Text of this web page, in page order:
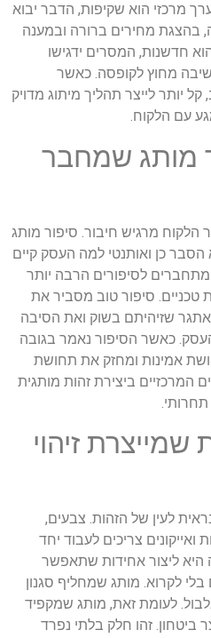
מרכזי הוא שקיפות, הדבר יבוא
, בהצגת מחירים ברורה ובמענה
חדשנות, המסרים ידגישו
מחוץ לקופסה. כאשר
, קל יותר לייצר תהליך מיתוג מדויק
עם הלקוח.
מותג שמחבר
הלקוח מרגיש חיבור סיפור מותג
הסבר כן ואותנטי למה העסק קיים
מתחברים לסיפורים הרבה יותר
טכניים סיפור טוב מסביר את
שזיהיתם בשוק ואת הסיבה
כאשר הסיפור נאמר בגובה
אמינות ומחזק את תחושת
המרכזיים ביצירת זהות מותגית
תחרותי
שמייצרת זיהוי
לעין של הזהות. צבעים,
ואייקונים צריכים לעבוד יחד
היא ליצור אחידות שתאפשר
בלי לקרוא. מותג שמחליף סגנון
. לעומת זאת, מותג שמקפיד
ביטחון. זהו חלק בלתי נפרד